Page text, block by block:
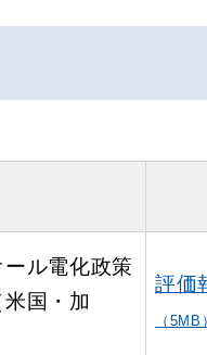
ル電化政策
国・加
評価
（5MB）